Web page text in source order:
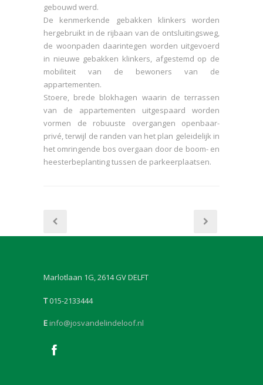
gebouwd werd.
De kenmerkende gebakken klinkers worden
hergebruikt in de rijbaan van de ontsluitingsweg,
de woonpaden daarintegen worden uitgevoerd
in nieuwe gebakken klinkers, afgestemd op de
mobiliteit van de bewoners van de
appartementen.
Stoere, brede blokhagen waarin de terrassen
van de appartementen uitgespaard worden
vormen de robuuste overgangen openbaar-
privé, terwijl de randen van het plan geleidelijk in
het omringende bos overgaan door de boom- en
heesterbeplanting tussen de parkeerplaatsen.
Marlotlaan 1G, 2614 GV DELFT
T015-2133444
Einfo@josvandelindeloof.nl